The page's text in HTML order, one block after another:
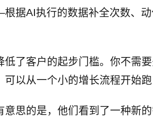
据AI执行的数据补全次数、动
低了客户的起步门槛。你不需
可以从一个小的增长流程开始
意思的是，他们看到了一种新